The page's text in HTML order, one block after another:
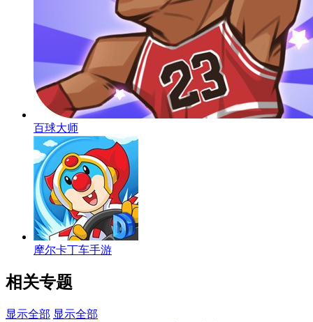
百球大师
摩尔卡丁车手游
相关专题
显示全部 显示全部